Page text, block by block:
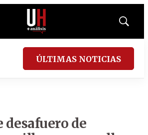
Mostrar
ÚLTIMAS NOTICIAS
desafuero de